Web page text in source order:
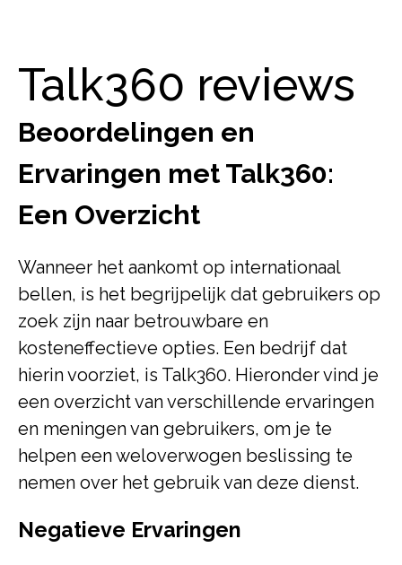
Talk360 reviews
Beoordelingen en
Ervaringen met Talk360:
Een Overzicht
Wanneer het aankomt op internationaal
bellen, is het begrijpelijk dat gebruikers op
zoek zijn naar betrouwbare en
kosteneffectieve opties. Een bedrijf dat
hierin voorziet, is Talk360. Hieronder vind je
een overzicht van verschillende ervaringen
en meningen van gebruikers, om je te
helpen een weloverwogen beslissing te
nemen over het gebruik van deze dienst.
Negatieve Ervaringen